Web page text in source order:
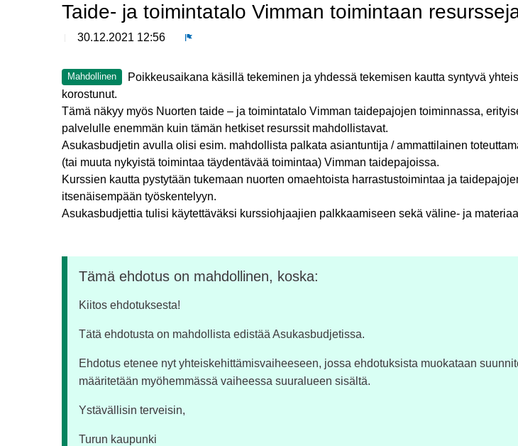
Taide- ja toimintatalo Vimman toimintaan
30.12.2021 12:56
Mahdollinen
Poikkeusaikana käsillä tekeminen ja yhdessä tekemisen kautta syntyvä
korostunut.
Tämä näkyy myös Nuorten taide – ja toimintatalo Vimman taidepajojen toiminnassa,
palvelulle enemmän kuin tämän hetkiset resurssit mahdollistavat.
Asukasbudjetin avulla olisi esim. mahdollista palkata asiantuntija / ammattilainen
(tai muuta nykyistä toimintaa täydentävää toimintaa) Vimman taidepajoissa.
Kurssien kautta pystytään tukemaan nuorten omaehtoista harrastustoimintaa ja
itsenäisempään työskentelyyn.
Asukasbudjettia tulisi käytettäväksi kurssiohjaajien palkkaamiseen sekä väline- ja
Tämä ehdotus on mahdollinen, koska:
Kiitos ehdotuksesta!
Tätä ehdotusta on mahdollista edistää Asukasbudjetissa.
Ehdotus etenee nyt yhteiskehittämisvaiheeseen, jossa ehdotuksista muokataan
määritetään myöhemmässä vaiheessa suuralueen sisältä.
Ystävällisin terveisin,
Turun kaupunki